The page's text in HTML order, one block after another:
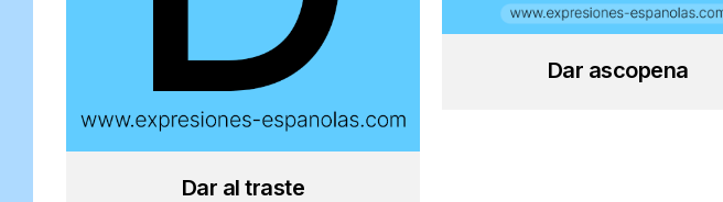
Dar al traste
Dar ascopena